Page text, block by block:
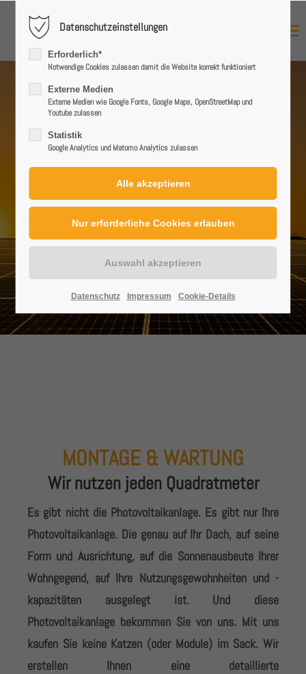
Login
Benutzername
Passwort
Register|Lost your password?
Support
Mon - Fri 8:00am - 5:00pm(GMT +1)
Get in touch
Cybersteel Inc.
376-293 City Road, Suite 600
San Francisco, CA 94102
Have any questions?
+44 1234 567 890
Drop us a line
MONTAGE & WARTUNG
Wir nutzen jeden Quadratmeter
Es gibt nicht die Photovoltaikanlage. Es gibt nur Ihre
Photovoltaikanlage. Die genau auf Ihr Dach, auf seine
Form und Ausrichtung, auf die Sonnenausbeute Ihrer
Wohngegend, auf Ihre Nutzungsgewohnheiten und -
kapazitäten ausgelegt ist. Und diese
Photovoltaikanlage bekommen Sie von uns. Mit uns
kaufen Sie keine Katzen (oder Module) im Sack. Wir
erstellen Ihnen eine detaillierte
Datenschutzeinstellungen
Erforderlich*
Notwendige Cookies zulassen damit die Website korrekt funktioniert
Externe Medien
Externe Medien wie Google Fonts, Google Maps, OpenStreetMap und
Youtube zulassen
Statistik
Google Analytics und Matomo Analytics zulassen
Datenschutz Impressum Cookie-Details